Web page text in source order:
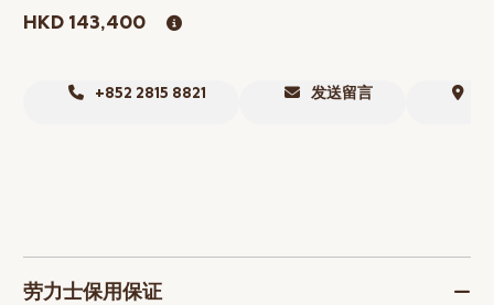
HKD 143,400
+852 2815 8821 发送留言
劳力士保用保证